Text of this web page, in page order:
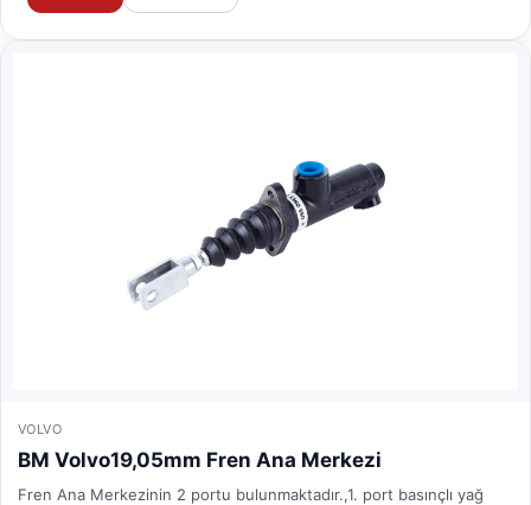
VOLVO
BM Volvo19,05mm Fren Ana Merkezi
Fren Ana Merkezinin 2 portu bulunmaktadır.,1. port basınçlı yağ